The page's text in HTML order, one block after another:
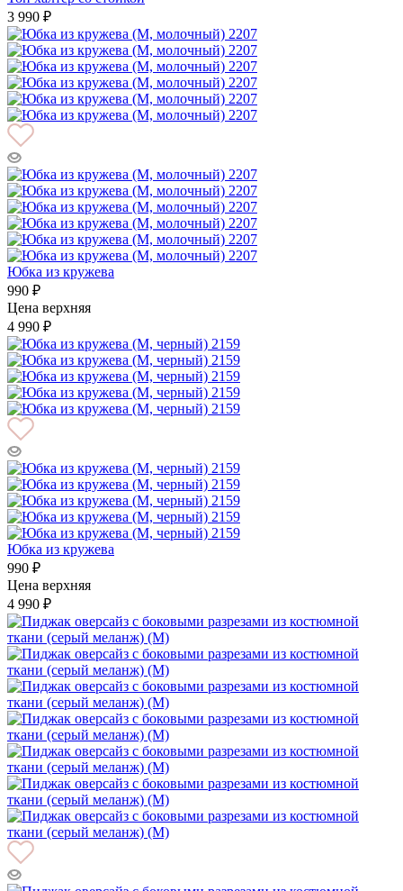
3 990 ₽
Юбка из кружева
990 ₽
Цена верхняя
4 990 ₽
Юбка из кружева
990 ₽
Цена верхняя
4 990 ₽